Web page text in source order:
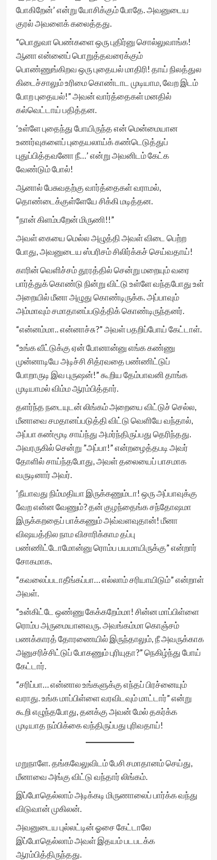
போகிறேன்’ என்று யோசிக்கும் போதே. அவனுடைய
குரல் அவளைக் கலைத்தது.
“பொதுவா பெண்களை ஒரு புதிர்னு சொல்லுவாங்க!
ஆனா என்னைப் பொறுத்தவரைக்கும்
பொண்ணுங்கிறவ ஒரு புதையல் மாதிரி! தாய் நிலத்துல
கிடைச்சாலும் உரிமை கொண்டாட முடியாம, வேற இடம்
போற புதையல்!” அவன் வார்த்தைகள் மனதில்
கல்வெட்டாய் பதித்தன.
‘உள்ளே புதைந்து போயிருந்த என் மென்மையான
உணர்வுகளைப் புதையலாய்க் கண்டெடுத்துப்
புதுப்பித்தவனோ நீ…’ என்று அவனிடம் கேட்க
வேண்டும் போல்!
ஆனால் பேசுவதற்கு வார்த்தைகள் வராமல்,
தொண்டைக்குள்ளேயே சிக்கி மடித்தன.
“நான் கிளம்பறேன் மிருணி!!”
அவள் கையை மெல்ல அழுத்தி அவள் விடை பெற்ற
போது, அவனுடைய ஸ்பரிசம் சிலிர்க்கச் செய்வதாய்!
காரின் வெளிச்சம் தூரத்தில் சென்று மறையும் வரை
பார்த்துக் கொண்டு நின்று விட்டு உள்ளே வந்தபோது உள்
அறையில் மீனா அழுது கொண்டிருக்க. அப்பாவும்
அம்மாவும் சமாதானப்படுத்திக் கொண்டிருந்தனர்.
“என்னம்மா.. என்னாச்சு?” அவள் பதறிப்போய் கேட்டாள்.
“உங்க வீட்டுக்கு ஏன் போனான்னு எங்க கண்ணு
முன்னாடியே அடிச்சி சித்ரவதை பண்ணிட்டுப்
போறாருடி இவ புருஷன்!” கூறிய தேம்பாவனி தாங்க
முடியாமல் விம்ம ஆரம்பித்தார்.
தளர்ந்த நடையுடன் லிங்கம் அறையை விட்டுச் செல்ல,
மீனாவை சமதானப்படுத்தி விட்டு வெளியே வந்தால்,
அப்பா கண்மூடி சாய்ந்து அமர்ந்திருப்பது தெரிந்தது.
அவரருகில் சென்று ”அப்பா!” என்றழைத்தபடி அவர்
தோளில் சாய்ந்தபோது, அவள் தலையைப் பாசமாக
வருடினார் அவர்.
‘நீயாவது நிம்மதியா இருக்கணும்டா! ஒரு அப்பாவுக்கு
வேற என்ன வேணும்? தன் குழந்தைங்க சந்தோஷமா
இருக்கறதைப் பாக்கணும் அவ்வளவுதான்! மீனா
விஷயத்தில நாம விசாரிக்காம தப்பு
பண்ணிட்டோமோன்னு ரொம்ப பயமாயிருக்கு” என்றார்
சோகமாக.
“கவலைப்படாதீங்கப்பா… எல்லாம் சரியாயிடும்” என்றாள்
அவள்.
“உன்கிட்டே ஒண்ணு கேக்கறேம்மா! சின்ன மாப்பிள்ளை
ரொம்ப அருமையானவரு. அவங்கம்மா கொஞ்சம்
பணக்காரத் தோரணையில் இருந்தாலும், நீ அவருக்காக
அனுசரிச்சிட்டுப் போகணும் புரியுதா?” நெகிழ்ந்து போய்
கேட்டார்.
“சரிப்பா… என்னால உங்களுக்கு எந்தப் பிரச்னையும்
வராது. உங்க மாப்பிள்ளை வரவிடவும் மாட்டார்” என்று
கூறி எழுந்தபோது, தனக்கு அவன் மேல் தகர்க்க
முடியாத நம்பிக்கை வந்திருப்பது புரிவதாய்!
மறுநாளே. தங்கவேலுவிடம் பேசி சமாதானம் செய்து,
மீனாவை அங்கு விட்டு வந்தார் லிங்கம்.
இப்போதெல்லாம் அடிக்கடி மிருணாலைப் பார்க்க வந்து
விடுவான் முகிலன்.
அவனுடைய புல்லட்டின் ஓசை கேட்டாலே
இப்போதெல்லாம் அவள் இதயம் படபடக்க
ஆரம்பித்திருந்தது.